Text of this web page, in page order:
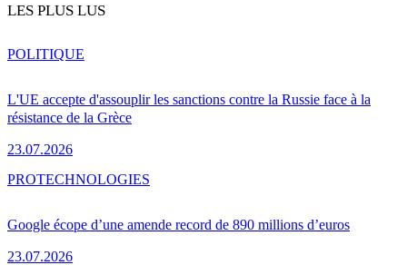
LES PLUS LUS
L'UE accepte d'assouplir les sanctions contre la Russie face à la
résistance de la Grèce
23.07.2026
POLITIQUE
Google écope d’une amende record de 890 millions d’euros
23.07.2026
PROTECHNOLOGIES